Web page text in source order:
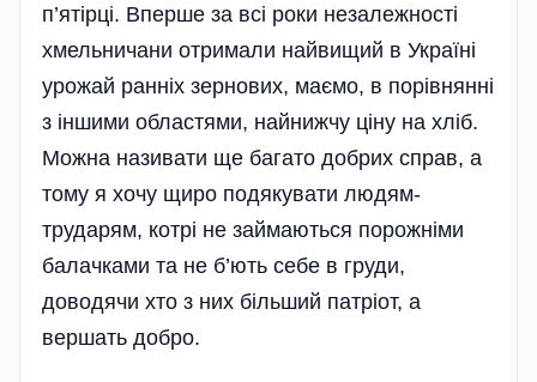
п’ятірці. Вперше за всі роки незалежності
хмельничани отримали найвищий в Україні
урожай ранніх зернових, маємо, в порівнянні
з іншими областями, найнижчу ціну на хліб.
Можна­ називати ще багато добрих справ, а
тому я хочу щиро подякувати людям­-
трударям, котрі не займаються порожніми
балачками та не б’ють себе в груди,
доводячи хто з них більший патріот, а
вершать добро.